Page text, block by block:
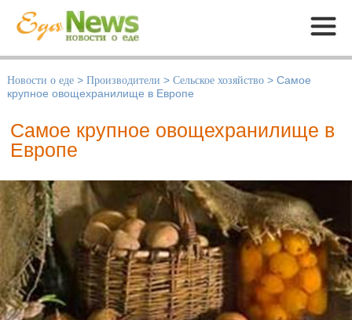
Меню
Новости о еде > Производители > Сельское хозяйство > Самое
крупное овощехранилище в Европе
Самое крупное овощехранилище в
Европе